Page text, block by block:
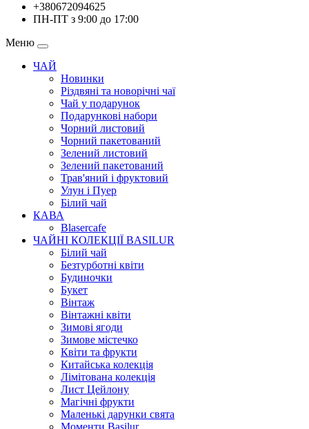
+380672094625
ПН-ПТ з 9:00 до 17:00
Меню
ЧАЙ
Новинки
Різдвяні та новорічні чаї
Чай у подарунок
Подарункові набори
Чорний листовий
Чорний пакетований
Зелений листовий
Зелений пакетований
Трав'яний і фруктовий
Улун і Пуер
Білий чай
КАВА
Blasercafe
ЧАЙНІ КОЛЕКЦІЇ BASILUR
Білий чай
Безтурботні квіти
Будиночки
Букет
Вінтаж
Вінтажні квіти
Зимові ягоди
Зимове містечко
Квіти та фрукти
Китайська колекція
Лімітована колекція
Лист Цейлону
Магічні фрукти
Маленькі дарунки свята
Моменти Basilur